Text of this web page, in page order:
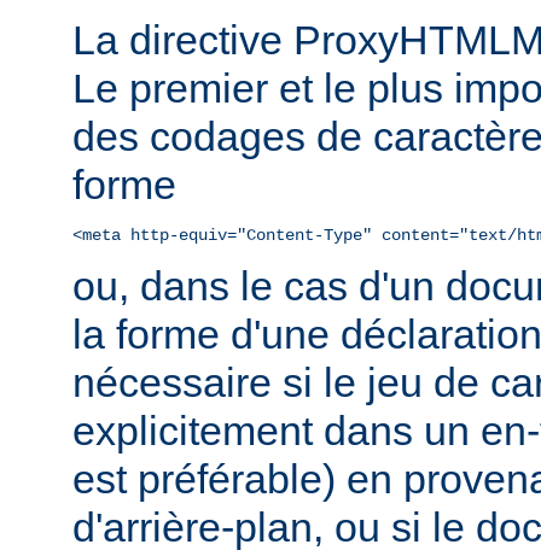
La directive
Le premier et le plus
des codages de
forme
<meta http-equiv="Content-Type" content="text/
ou, dans le cas d'un
la forme d'une
nécessaire si le jeu de
explicitement dans un
est préférable) en
d'arrière-plan, ou si le